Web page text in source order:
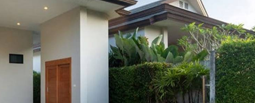
Cirebon : Dijual Rumah Dekat
Kampus UGJ Cirebon
Cirebon :
Kesambi Kota